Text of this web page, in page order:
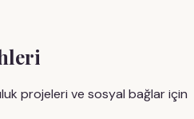
projeleri ve sosyal bağlar için